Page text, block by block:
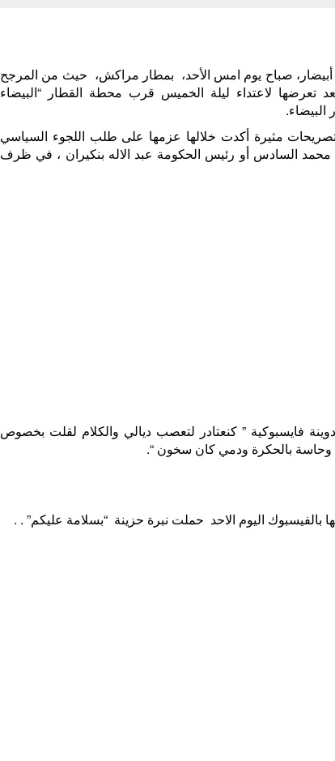
أبيضار، صباح يوم امس الأحد، بمطار مراكش، حيث من المرجح
تعرضها لاعتداء ليلة الخميس قرب محطة القطار “البيضاء
مثيرة أكدت خلالها عزمها على طلب اللجوء السياسي
محمد السادس أو رئيس الحكومة عبد الاله بنكيران ، في ظرف
فايسبوكية ” كنعتادر لتعصب ديالي والكلام لقلت بخصوص
وحاسة بالحكرة ودمي كان سخون “.
بالفيسبوك اليوم الاحد حملت نبرة حزينة “بسلامة عليكم” . .